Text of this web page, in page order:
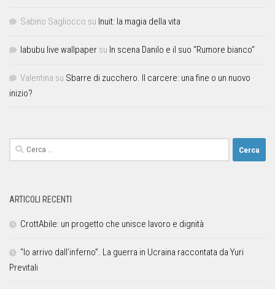
Sabino Sagliocco su Inuit: la magia della vita
labubu live wallpaper su In scena Danilo e il suo “Rumore bianco”
Valentina su Sbarre di zucchero. Il carcere: una fine o un nuovo
inizio?
ARTICOLI RECENTI
CrottAbile: un progetto che unisce lavoro e dignità
“Io arrivo dall’inferno”. La guerra in Ucraina raccontata da Yuri
Previtali